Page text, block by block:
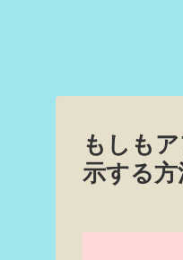
もしも
示する